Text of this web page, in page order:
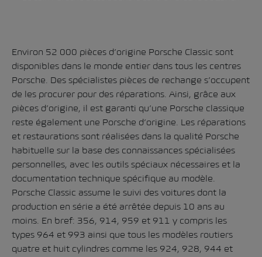
Environ 52 000 pièces d’origine Porsche Classic sont
disponibles dans le monde entier dans tous les centres
Porsche. Des spécialistes pièces de rechange s’occupent
de les procurer pour des réparations. Ainsi, grâce aux
pièces d’origine, il est garanti qu’une Porsche classique
reste également une Porsche d’origine. Les réparations
et restaurations sont réalisées dans la qualité Porsche
habituelle sur la base des connaissances spécialisées
personnelles, avec les outils spéciaux nécessaires et la
documentation technique spécifique au modèle.
Porsche Classic assume le suivi des voitures dont la
production en série a été arrêtée depuis 10 ans au
moins. En bref: 356, 914, 959 et 911 y compris les
types 964 et 993 ainsi que tous les modèles routiers
quatre et huit cylindres comme les 924, 928, 944 et